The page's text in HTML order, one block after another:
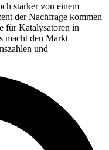
stärker von einem
der Nachfrage kommen
für Katalysatoren in
macht den Markt
und